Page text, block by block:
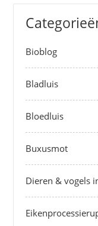
Bioblog
Bladluis
Bloedluis
Buxusmot
Dieren & vogels